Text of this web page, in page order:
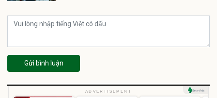
Gửi bình luận
ADVERTISEMENT
Unmute